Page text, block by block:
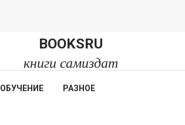
BOOKSRU
книги самиздат
ОБУЧЕНИЕ РАЗНОЕ